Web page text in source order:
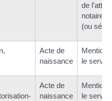
de
notaire
(ou
Acte de
naissance
Mention
le
Acte de
naissance
Mention
le